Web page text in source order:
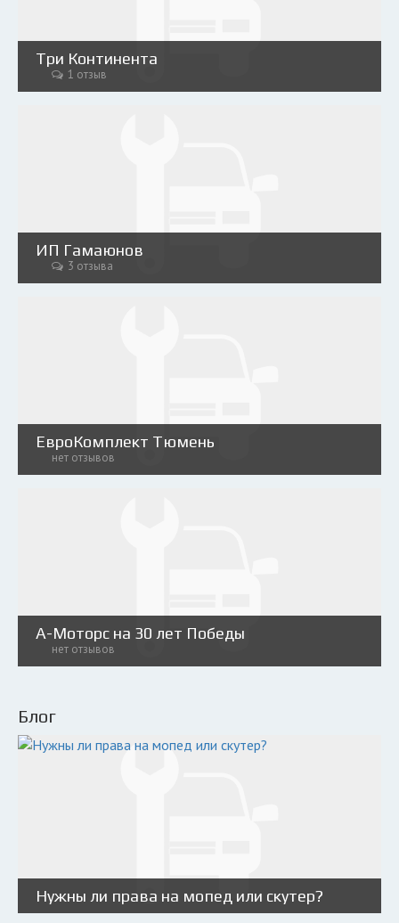
Три Континента
1 отзыв
ИП Гамаюнов
3 отзыва
ЕвроКомплект Тюмень
нет отзывов
А-Моторс на 30 лет Победы
нет отзывов
Блог
Нужны ли права на мопед или скутер?